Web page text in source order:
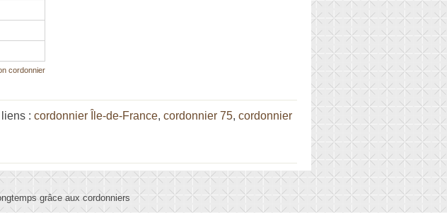
cordonnier
: cordonnier Île-de-France, cordonnier 75, cordonnier
grâce aux cordonniers